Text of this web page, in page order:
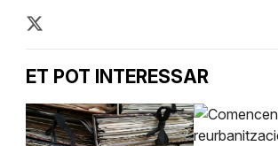
ET POT INTERESSAR